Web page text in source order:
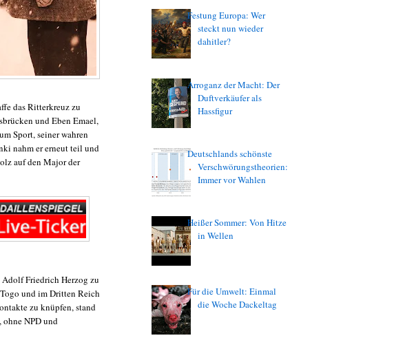
das Ritterkreuz zu
und Eben Emael,
Sport, seiner wahren
nahm er erneut teil und
auf den Major der
Adolf Friedrich Herzog zu
und im Dritten Reich
zu knüpfen, stand
NPD und
Festung Europa: Wer
steckt nun wieder
dahitler?
Arroganz der Macht: Der
Duftverkäufer als
Hassfigur
Deutschlands schönste
Verschwörungstheorien:
Immer vor Wahlen
Heißer Sommer: Von Hitze
in Wellen
Für die Umwelt: Einmal
die Woche Dackeltag